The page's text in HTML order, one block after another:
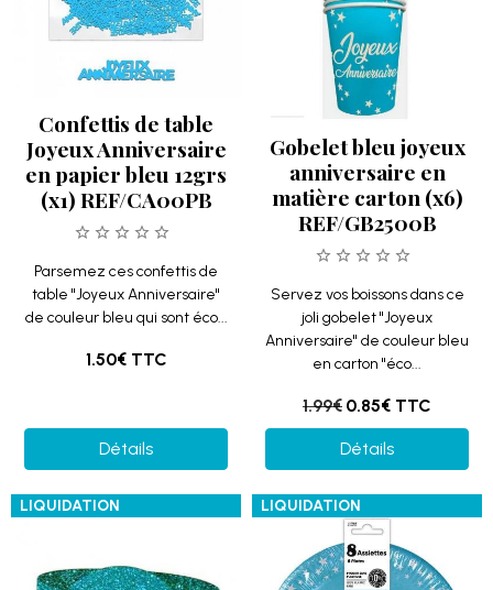
Confettis de table
Joyeux Anniversaire
en papier bleu 12grs
(x1) REF/CA00PB
Parsemez ces confettis de
table "Joyeux Anniversaire"
de couleur bleu qui sont éco...
1.50€ TTC
Détails
Gobelet bleu joyeux
anniversaire en
matière carton (x6)
REF/GB2500B
Servez vos boissons dans ce
joli gobelet "Joyeux
Anniversaire" de couleur bleu
en carton "éco...
1.99€ 0.85€ TTC
Détails
LIQUIDATION LIQUIDATION